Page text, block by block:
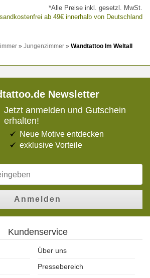
*Alle Preise inkl. gesetzl. MwSt.
ab 49€ innerhalb von Deutschland
» Jungenzimmer » Wandtattoo Im Weltall
Newsletter
Jetzt anmelden und Gutschein
erhalten!
Neue Motive entdecken
exklusive Vorteile
Anmelden
Kundenservice
Über uns
Pressebereich